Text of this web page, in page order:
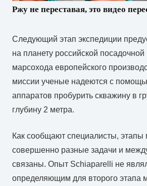
Ржу не переставая, это видео
Следующий этап экспедиции
на планету российской посадочной
марсохода европейского
миссии ученые надеются с
аппаратов пробурить скважину в
глубину 2 метра.
Как сообщают специалисты, этапы
совершенно разные задачи и
связаны. Опыт Schiaparelli не
определяющим для второго этапа